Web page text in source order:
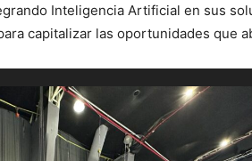
Inteligencia Artificial en sus
capitalizar las oportunidades que